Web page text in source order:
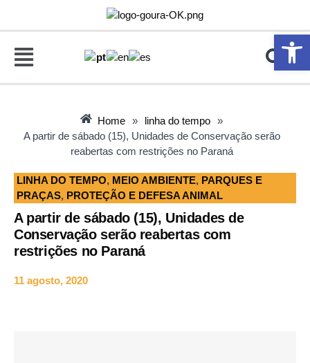
Home » linha do tempo »
A partir de sábado (15), Unidades de Conservação serão
reabertas com restrições no Paraná
LINHA DO TEMPO, MEIO AMBIENTE, PARQUES E
PRAÇAS, PROTEÇÃO E DEFESA ANIMAL
A partir de sábado (15), Unidades de
Conservação serão reabertas com
restrições no Paraná
11 agosto, 2020
Abrir